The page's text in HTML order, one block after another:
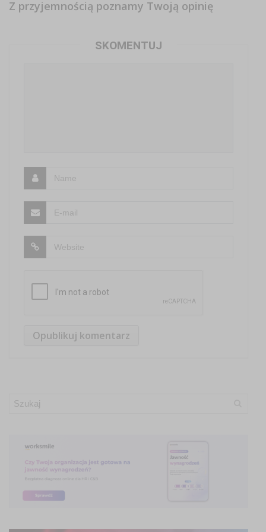
Z przyjemnością poznamy Twoją opinię
SKOMENTUJ